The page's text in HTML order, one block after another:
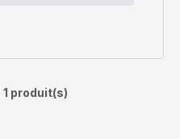
1 produit(s)